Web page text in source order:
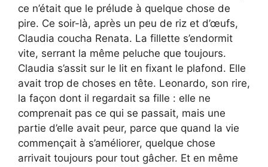
ce n’était que le prélude à quelque chose de
pire. Ce soir-là, après un peu de riz et d’œufs,
Claudia coucha Renata. La fillette s’endormit
vite, serrant la même peluche que toujours.
Claudia s’assit sur le lit en fixant le plafond. Elle
avait trop de choses en tête. Leonardo, son rire,
la façon dont il regardait sa fille : elle ne
comprenait pas ce qui se passait, mais une
partie d’elle avait peur, parce que quand la vie
commençait à s’améliorer, quelque chose
arrivait toujours pour tout gâcher. Et en même